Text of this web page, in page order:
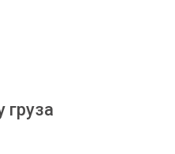
груза